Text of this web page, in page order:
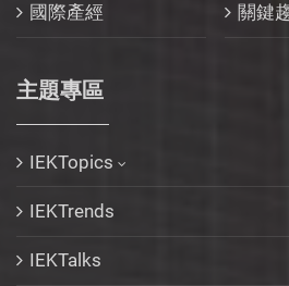
國際產經 關鍵
主題專區
IEKTopics
IEKTrends
IEKTalks